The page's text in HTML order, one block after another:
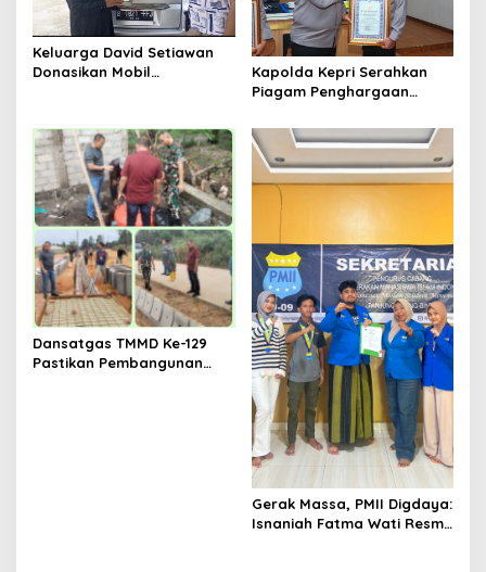
Keluarga David Setiawan
Donasikan Mobil
Selatan
Kapolda Kepri Serahkan
Piagam Penghargaan
Bintan atas Predikat
Pelayanan Prima 2025
Dansatgas TMMD Ke-129
Pastikan Pembangunan
Gerak Massa, PMII Digdaya:
Isnaniah Fatma Wati Resmi